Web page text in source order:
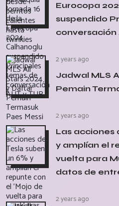
Eurocopa
suspendido
conversación
2 years ago
Jadwal MLS
Pemain
2 years ago
Las acciones
y amplían el
vuelta para
datos de
2 years ago